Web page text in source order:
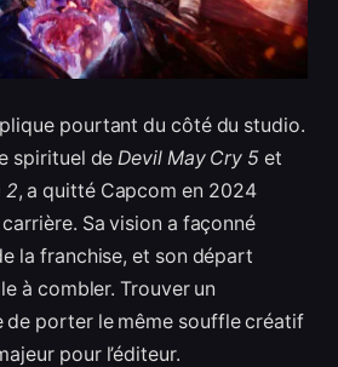
pourtant du côté du studio.
spirituel deDevil May Cry 5 et
2, a quitté Capcom en 2024
Sa vision a façonné
la franchise, et son départ
à combler. Trouver un
de porter le même souffle créatif
pour l’éditeur.